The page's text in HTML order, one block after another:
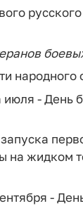
народного
июля - День
на жидком
-